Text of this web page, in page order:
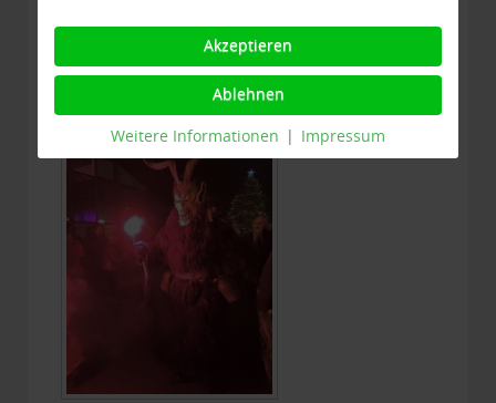
Akzeptieren
Ablehnen
Weitere Informationen Impressum